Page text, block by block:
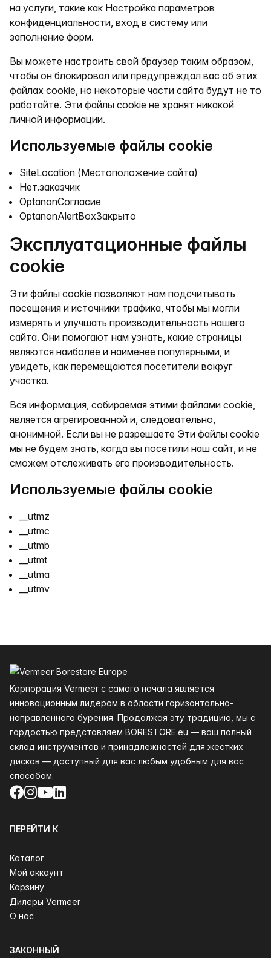
на услуги, такие как Настройка параметров
конфиденциальности, вход в систему или
заполнение форм.
Вы можете настроить свой браузер таким образом,
чтобы он блокировал или предупреждал вас об этих
файлах cookie, но некоторые части сайта будут не то
работайте. Эти файлы cookie не хранят никакой
личной информации.
Используемые файлы cookie
SiteLocation (Местоположение сайта)
Нет.заказчик
OptanonСогласие
OptanonAlertBoxЗакрыто
Эксплуатационные файлы
cookie
Эти файлы cookie позволяют нам подсчитывать
посещения и источники трафика, чтобы мы могли
измерять и улучшать производительность нашего
сайта. Они помогают нам узнать, какие страницы
являются наиболее и наименее популярными, и
увидеть, как перемещаются посетители вокруг
участка.
Вся информация, собираемая этими файлами cookie,
является агрегированной и, следовательно,
анонимной. Если вы не разрешаете Эти файлы cookie
мы не будем знать, когда вы посетили наш сайт, и не
сможем отслеживать его производительность.
Используемые файлы cookie
__utmz
__utmc
__utmb
__utmt
__utma
__utmv
Корпорация Vermeer с самого начала является
инновационным лидером в области горизонтально-
направленного бурения. Продолжая эту традицию, мы с
гордостью представляем BORESTORE.eu — ваш полный
склад инструментов и принадлежностей для жестких
дисков — доступный для вас любым удобным для вас
способом.
Facebook
Instagram
YouTube
LinkedIn
ПЕРЕЙТИ К
Каталог
Мой аккаунт
Корзину
Дилеры Vermeer
О нас
ЗАКОННЫЙ